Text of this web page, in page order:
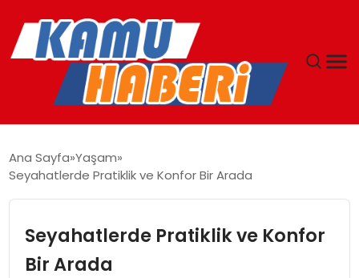
YAŞAM
GÜNCEL
MAGAZIN
Ana Sayfa Yaşam
Seyahatlerde Pratiklik ve Konfor Bir Arada
Seyahatlerde Pratiklik ve Konfor
Bir Arada